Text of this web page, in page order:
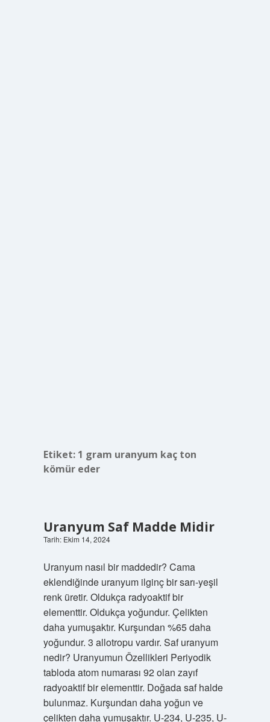
Etiket: 1 gram uranyum kaç ton
kömür eder
Uranyum Saf Madde Midir
Tarih: Ekim 14, 2024
Uranyum nasıl bir maddedir? Cama
eklendiğinde uranyum ilginç bir sarı-yeşil
renk üretir. Oldukça radyoaktif bir
elementtir. Oldukça yoğundur. Çelikten
daha yumuşaktır. Kurşundan %65 daha
yoğundur. 3 allotropu vardır. Saf uranyum
nedir? Uranyumun Özellikleri Periyodik
tabloda atom numarası 92 olan zayıf
radyoaktif bir elementtir. Doğada saf halde
bulunmaz. Kurşundan daha yoğun ve
çelikten daha yumuşaktır. U-234, U-235, U-